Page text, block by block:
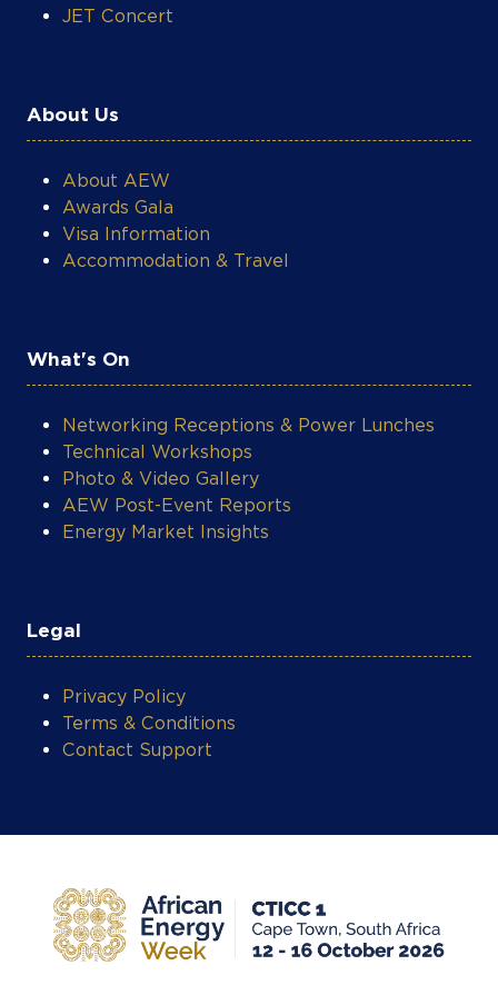
Visa Information
Accommodation & Travel
Photo & Video Gallery
AEW Post-Event Reports
Energy Market Insights
Contact Support